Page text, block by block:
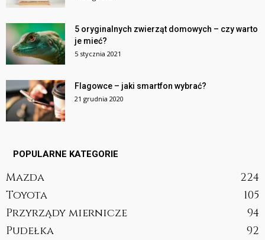
5 oryginalnych zwierząt domowych – czy warto
je mieć?
5 stycznia 2021
Flagowce – jaki smartfon wybrać?
21 grudnia 2020
POPULARNE KATEGORIE
Mazda
224
Toyota
105
Przyrządy miernicze
94
Pudełka
92